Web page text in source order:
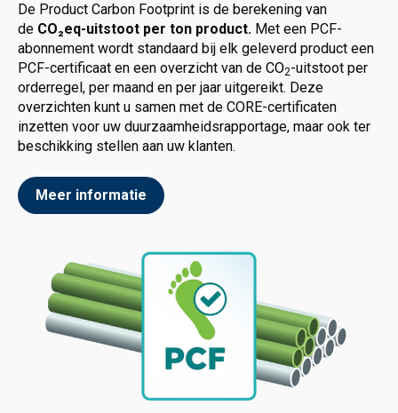
De Product Carbon Footprint is de berekening van
de CO₂eq-uitstoot per ton product. Met een PCF-
abonnement wordt standaard bij elk geleverd product een
PCF-certificaat en een overzicht van de CO2-uitstoot per
orderregel, per maand en per jaar uitgereikt. Deze
overzichten kunt u samen met de CORE-certificaten
inzetten voor uw duurzaamheidsrapportage, maar ook ter
beschikking stellen aan uw klanten.
Meer informatie